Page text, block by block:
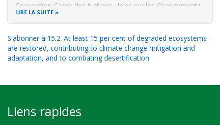
Convention Cadre des Nations Unies sur les Changements
Climatiques (CCNUCC) et de l’Accord de Paris sur le climat.
Elle s’aligne aux politiques et stratégies nationales,
notamment la SDDCI-
Niger 2035
LIRE LA SUITE
S'abonner à 15.2. At least 15 per cent of degraded ecosystems
are restored, contributing to climate change mitigation and
adaptation, and to combating desertification
Liens rapides